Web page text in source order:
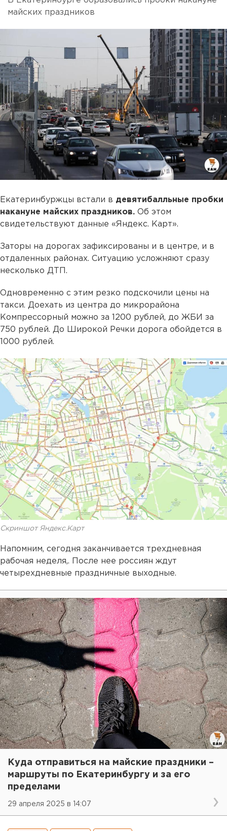
майских праздников
Екатеринбуржцы встали в девятибалльные пробки
накануне майских праздников. Об этом
свидетельствуют данные «Яндекс. Карт».
Заторы на дорогах зафиксированы и в центре, и в
отдаленных районах. Ситуацию усложняют сразу
несколько ДТП.
Одновременно с этим резко подскочили цены на
такси. Доехать из центра до микрорайона
Компрессорный можно за 1200 рублей, до ЖБИ за
750 рублей. До Широкой Речки дорога обойдется в
1000 рублей.
Скриншот Яндекс.Карт
Напомним, сегодня заканчивается трехдневная
рабочая неделя,. После нее россиян ждут
четырехдневные праздничные выходные.
Куда отправиться на майские праздники –
маршруты по Екатеринбургу и за его
пределами
29 апреля 2025 в 14:07